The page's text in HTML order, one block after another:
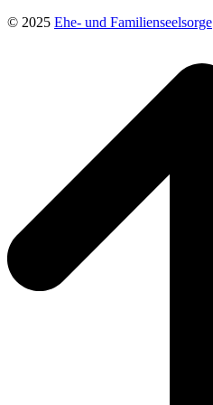
© 2025 Ehe- und Familienseelsorge